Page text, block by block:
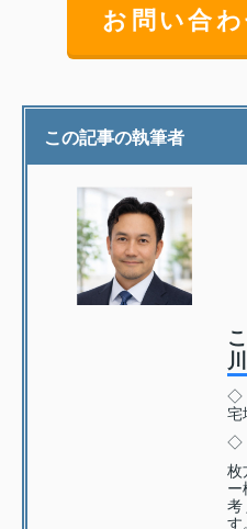
お問い合
この記事の執筆者
◇
宅
◇
枚
ー
考
す